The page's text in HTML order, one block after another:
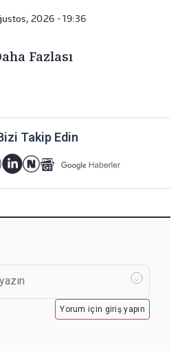
2026 - 19:36
Fazlası
Takip Edin
Yorum için giriş yapın